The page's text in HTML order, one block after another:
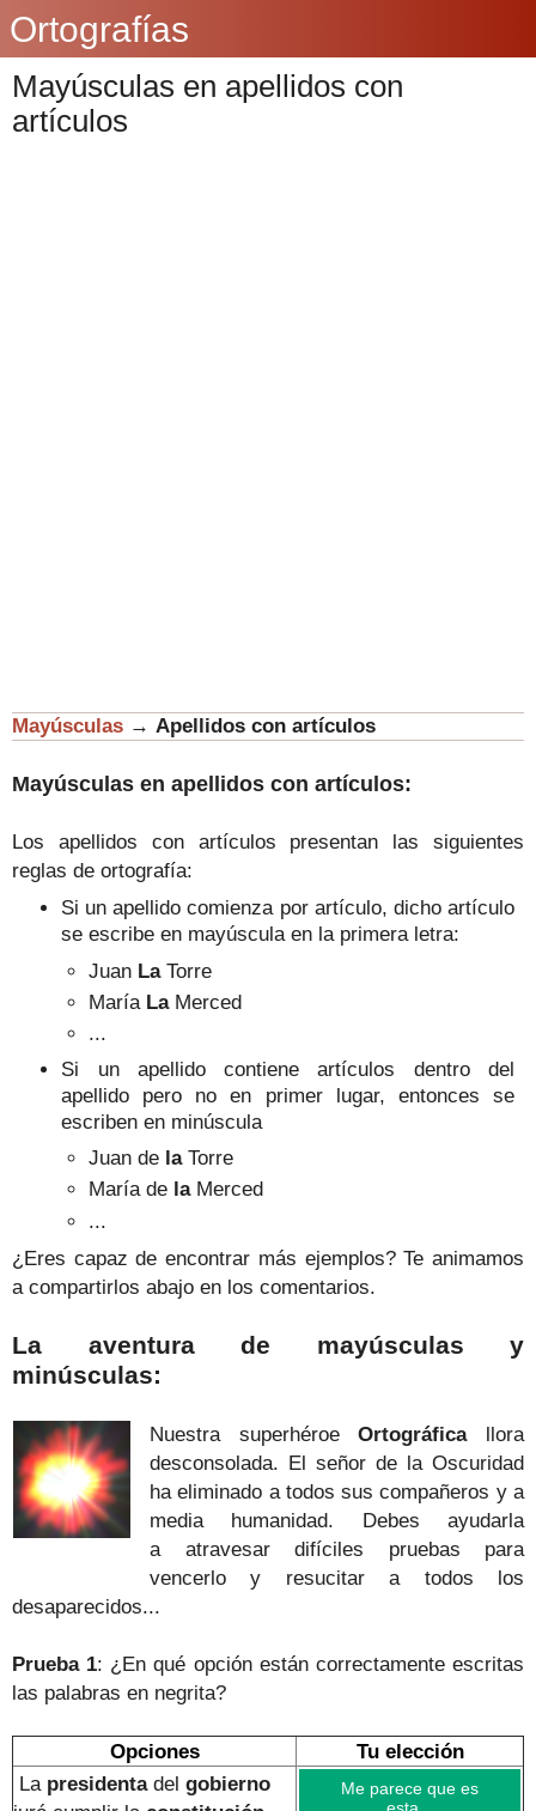
Ortografías
Mayúsculas en apellidos con
artículos
Mayúsculas → Apellidos con artículos
Mayúsculas en apellidos con artículos:
Los apellidos con artículos presentan las siguientes
reglas de ortografía:
Si un apellido comienza por artículo, dicho artículo
se escribe en mayúscula en la primera letra:
Juan La Torre
María La Merced
...
Si un apellido contiene artículos dentro del
apellido pero no en primer lugar, entonces se
escriben en minúscula
Juan de la Torre
María de la Merced
¿Eres capaz de encontrar más ejemplos? Te animamos
a compartirlos abajo en los comentarios.
La aventura de mayúsculas y
minúsculas:
Nuestra superhéroeOrtográficallora
desconsolada. El señor de la Oscuridad
ha eliminado a todos sus compañeros y a
media humanidad. Debes ayudarla
a atravesar difíciles pruebas para
vencerlo y resucitar a todos los
desaparecidos...
Prueba 1: ¿En qué opción están correctamente escritas
las palabras en negrita?
Opciones
Tu elección
La presidenta del gobierno
Me parece que es